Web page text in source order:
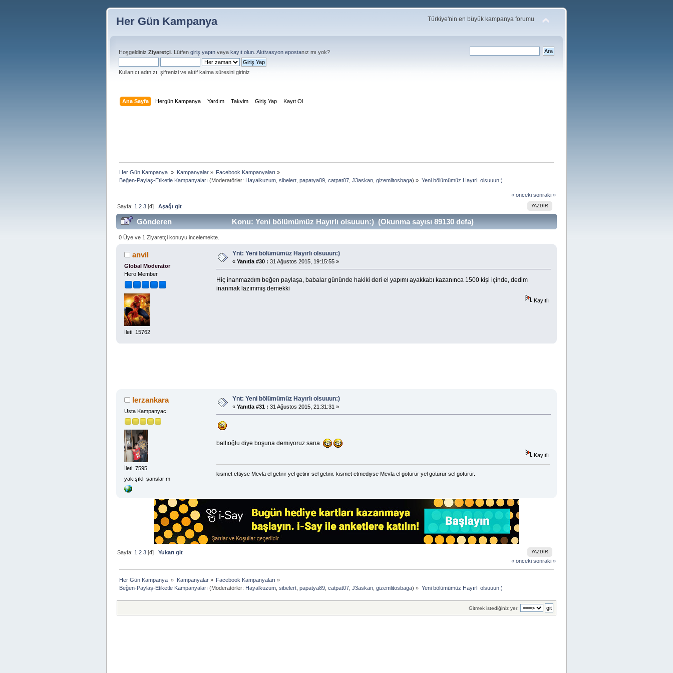
Her Gün Kampanya Türkiye'nin en büyük kampanya forumu
Hoşgeldiniz Ziyaretçi . Lütfen giriş yapın veya kayıt olun Aktivasyon epostanız mı yok?
Kullanıcı adınızı, şifrenizi ve aktif kalma süresini giriniz
Ana Sayfa Hergün Kampanya Yardım Takvim Giriş Yap Kayıt Ol
Her Gün Kampanya » Kampanyalar» Facebook Kampanyaları »
Beğen-Paylaş-Etiketle Kampanyaları (Moderatörler: Hayalkuzum ,sibelert ,papatya89 ,catpat07 ,J3askan ,gizemlitosbaga) » Yeni bölümümüz Hayırlı olsuuun:)
« önceki sonraki »
YAZDIR
Sayfa: 1 2 3 [4]Aşağı git
Gönderen Konu: Yeni bölümümüz Hayırlı olsuuun:) (Okunma sayısı 89130 defa)
0 Üye ve 1 Ziyaretçi konuyu incelemekte.
anvil
Global Moderator
Hero Member
İleti: 15762
Ynt: Yeni bölümümüz Hayırlı olsuuun:)
« Yanıtla #30 : 31 Ağustos 2015, 19:15:55 »
Hiç inanmazdım beğen paylaşa, babalar gününde hakiki deri el yapımı ayakkabı kazanınca 1500 kişi içinde, dedim
inanmak lazımmış demekki
Kayıtlı
lerzankara
Usta Kampanyacı
İleti: 7595
yakışıklı şanslarım
Ynt: Yeni bölümümüz Hayırlı olsuuun:)
« Yanıtla #31 : 31 Ağustos 2015, 21:31:31 »
ballıoğlu diye boşuna demiyoruz sana
Kayıtlı
kismet ettiyse Mevla el getirir yel getirir sel getirir. kismet etmediyse Mevla el götürür yel götürür sel götürür.
YAZDIR
Sayfa: 1 2 3 [4]Yukarı git
« önceki sonraki »
Her Gün Kampanya » Kampanyalar» Facebook Kampanyaları »
Beğen-Paylaş-Etiketle Kampanyaları (Moderatörler: Hayalkuzum ,sibelert ,papatya89 ,catpat07 ,J3askan ,gizemlitosbaga) » Yeni bölümümüz Hayırlı olsuuun:)
Gitmek istediğiniz yer: